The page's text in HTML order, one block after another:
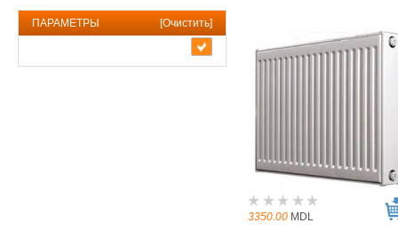
ПАРАМЕТРЫ [Очистить]
3350.00 MDL